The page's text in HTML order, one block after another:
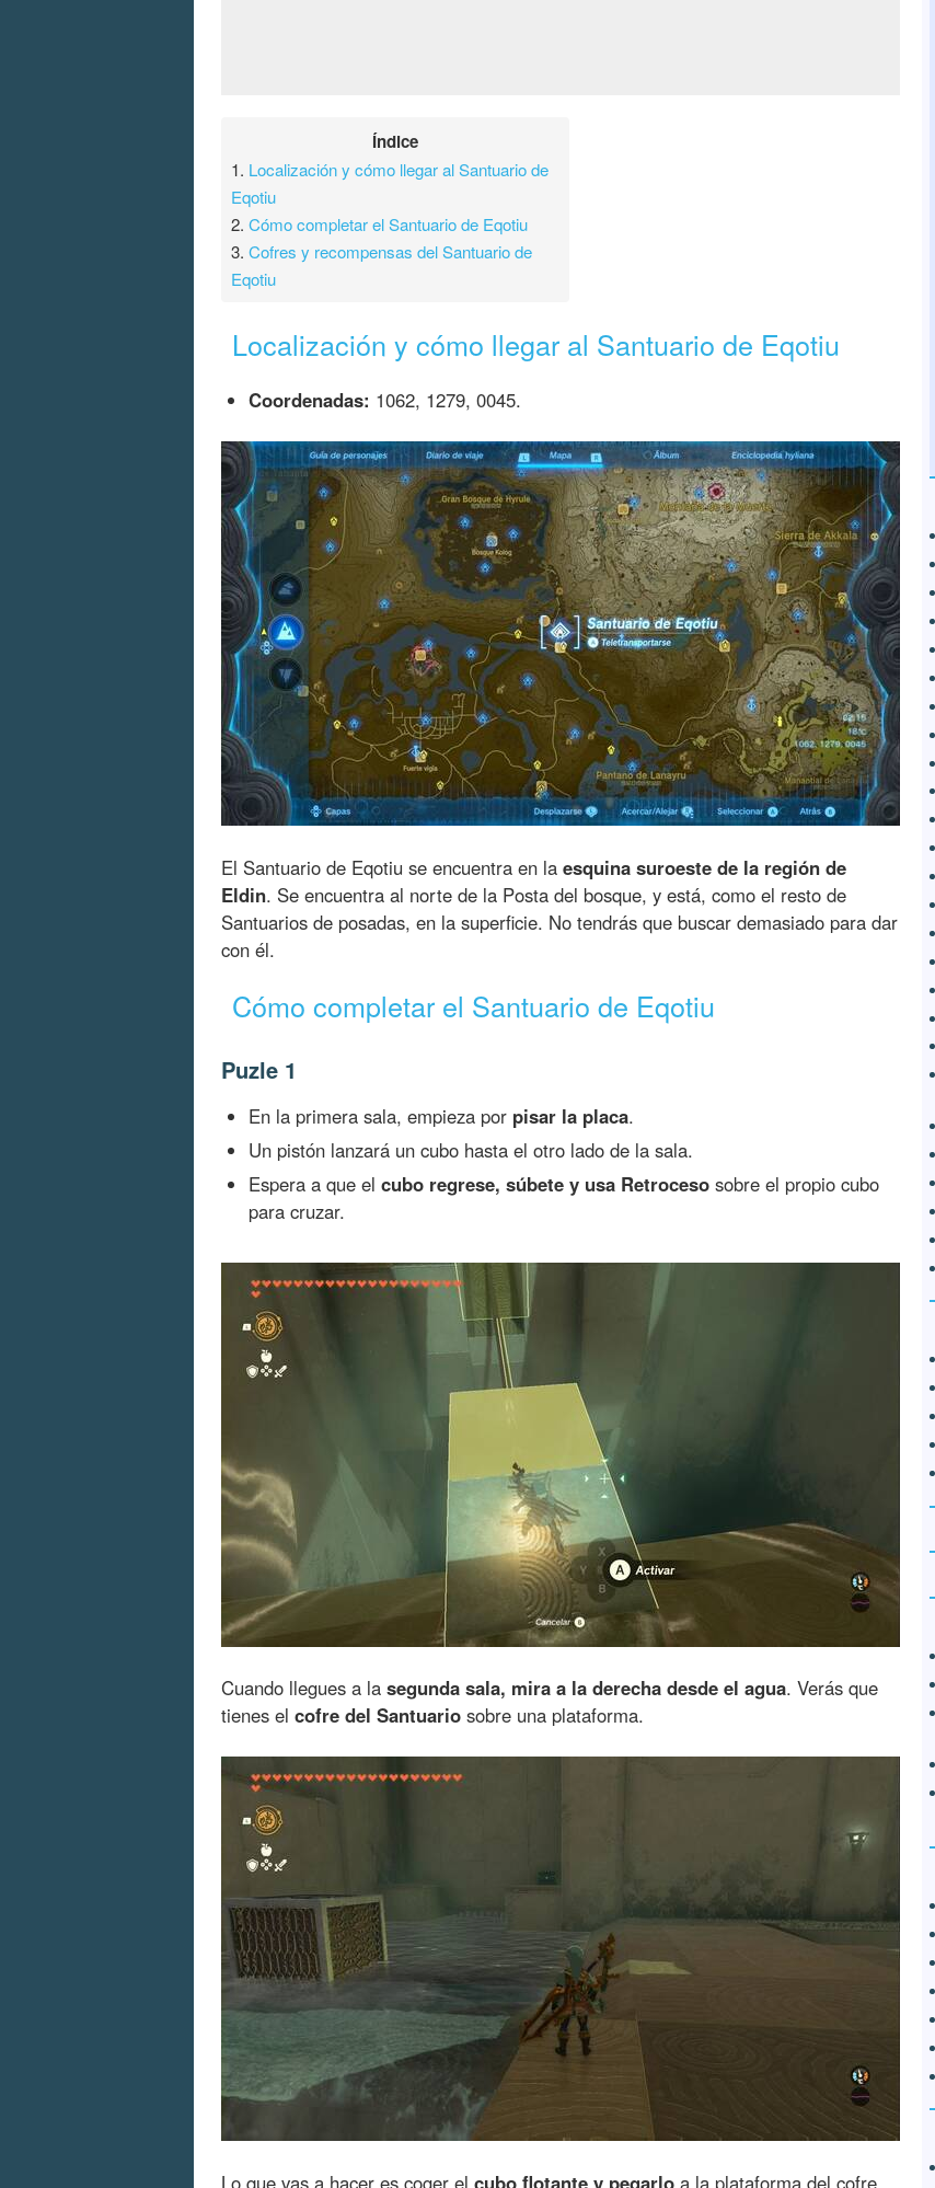
Índice
1. Localización y cómo llegar al Santuario de
Eqotiu
2.Cómo completar el Santuario de Eqotiu
3.Cofres y recompensas del Santuario de
Eqotiu
Localización y cómo llegar al Santuario de Eqotiu
Coordenadas: 1062, 1279, 0045.
El Santuario de Eqotiu se encuentra en la esquina suroeste de la región de
Eldin. Se encuentra al norte de la Posta del bosque, y está, como el resto de
Santuarios de posadas, en la superficie. No tendrás que buscar demasiado para dar
con él.
Cómo completar el Santuario de Eqotiu
Puzle 1
En la primera sala, empieza por pisar la placa.
Un pistón lanzará un cubo hasta el otro lado de la sala.
Espera a que el cubo regrese, súbete y usa Retroceso sobre el propio cubo
para cruzar.
Cuando llegues a la segunda sala, mira a la derecha desde el agua. Verás que
tienes el cofre del Santuario sobre una plataforma.
Lo que vas a hacer es coger el cubo flotante y pegarlo a la plataforma del cofre.